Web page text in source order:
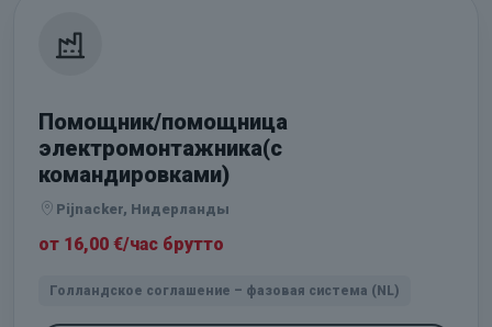
Помощник/помощница
электромонтажника(с
командировками)
Pijnacker, Нидерланды
от 16,00 €/час брутто
Голландское соглашение – фазовая система (NL)